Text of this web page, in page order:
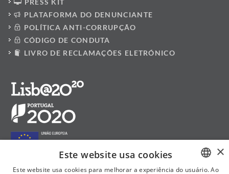
PLATAFORMA DO DENUNCIANTE
POLÍTICA ANTI-CORRUPÇÃO
CÓDIGO DE CONDUTA
LIVRO DE RECLAMAÇÕES ELETRÓNICO
×
Este website usa cookies
Este website usa cookies para melhorar a experiência do usuário. Ao